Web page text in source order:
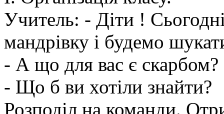
Учитель: - Діти !
мандрівку і будемо
- А що для вас є скарбом?
- Що б ви хотіли знайти?
Розподіл на команди.